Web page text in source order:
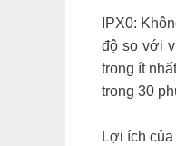
IPX0:
độ so với
trong ít
trong 30
Lợi ích